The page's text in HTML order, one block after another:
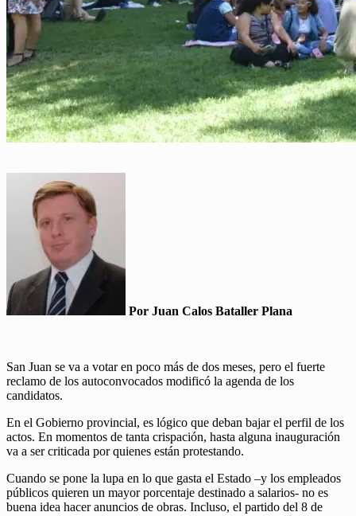
Por Juan Calos Bataller Plana
San Juan se va a votar en poco más de dos meses, pero el fuerte
reclamo de los autoconvocados modificó la agenda de los
candidatos.
En el Gobierno provincial, es lógico que deban bajar el perfil de los
actos. En momentos de tanta crispación, hasta alguna inauguración
va a ser criticada por quienes están protestando.
Cuando se pone la lupa en lo que gasta el Estado –y los empleados
públicos quieren un mayor porcentaje destinado a salarios- no es
buena idea hacer anuncios de obras. Incluso, el partido del 8 de